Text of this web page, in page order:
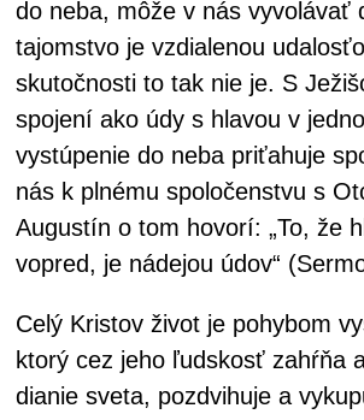
do neba, môže v nás vyvolávať
tajomstvo je vzdialenou
skutočnosti to tak nie je. S
spojení ako údy s hlavou v
vystúpenie do neba priťahuje
nás k plnému spoločenstvu s
Augustín o tom hovorí: „To, že
vopred, je nádejou údov“
Celý Kristov život je pohybom
ktorý cez jeho ľudskosť zahŕňa
dianie sveta, pozdvihuje a